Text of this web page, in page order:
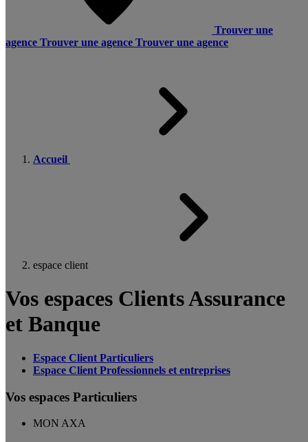
Trouver une
agence Trouver une agence Trouver une agence
Accueil
espace client
Vos espaces Clients Assurance
et Banque
Espace Client Particuliers
Espace Client Professionnels et entreprises
Vos espaces Particuliers
MON AXA